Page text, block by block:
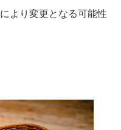
より変更となる可能性